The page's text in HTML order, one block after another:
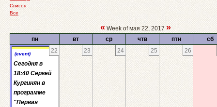
Список
Все
«Week of мая 22, 2017»
пн вт ср чтв птн
сб
22
(event)
Сегодня в
18:40 Сергей
Кургинян в
программе
"Первая
23 24 25 26